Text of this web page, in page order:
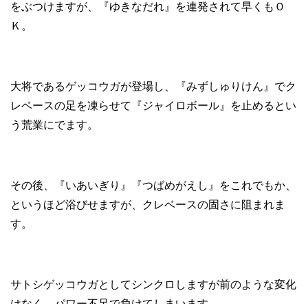
をぶつけますが、『ゆきなだれ』を連発されて早くもＯ
Ｋ。
大将であるゲッコウガが登場し、『みずしゅりけん』でク
レベースの足を凍らせて『ジャイロボール』を止めるとい
う荒業にでます。
その後、『いあいぎり』『つばめがえし』をこれでもか、
というほど浴びせますが、クレベースの固さに阻まれま
す。
サトシゲッコウガとしてシンクロしますが前のような変化